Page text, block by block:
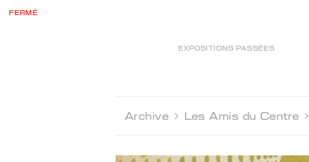
FERMÉ
EXPOSITIONS PASSÉES
Archive  Les Amis du Centre 